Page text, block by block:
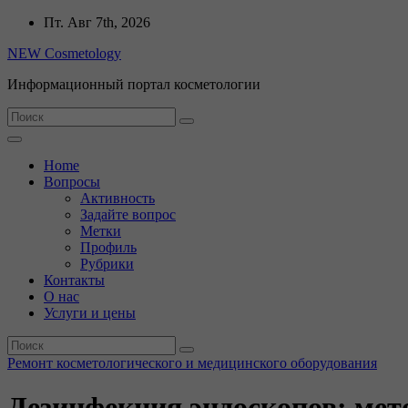
Перейти
содержимому
Пт. Авг 7th, 2026
NEW Cosmetology
Информационный портал косметологии
Home
Вопросы
Активность
Задайте вопрос
Метки
Профиль
Рубрики
Контакты
О нас
Услуги и цены
Ремонт косметологического и медицинского оборудования